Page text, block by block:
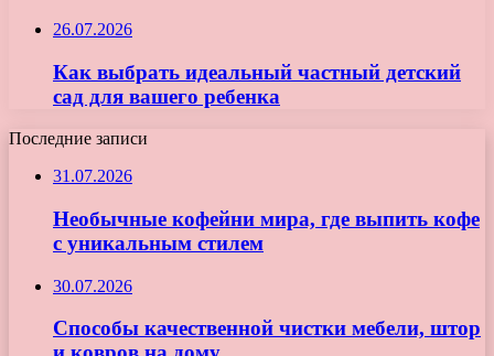
26.07.2026
Как выбрать идеальный частный детский
сад для вашего ребенка
Последние записи
31.07.2026
Необычные кофейни мира, где выпить кофе
с уникальным стилем
30.07.2026
Способы качественной чистки мебели, штор